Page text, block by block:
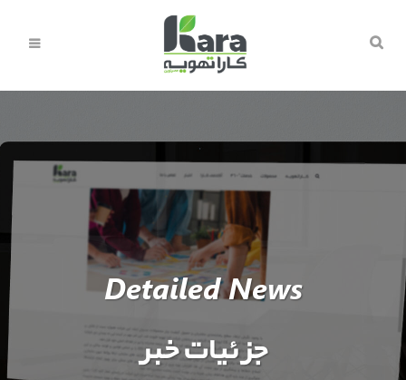
Detailed News
جزئیات خبر